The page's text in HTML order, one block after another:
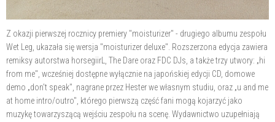
Z okazji pierwszej rocznicy premiery "moisturizer" - drugiego albumu zespołu
Wet Leg, ukazała się wersja "moisturizer deluxe". Rozszerzona edycja zawiera
remiksy autorstwa horsegiirL, The Dare oraz FDC DJs, a także trzy utwory: „hi
from me", wcześniej dostępne wyłącznie na japońskiej edycji CD, domowe
demo „don't speak", nagrane przez Hester we własnym studiu, oraz „u and me
at home intro/outro", którego pierwszą część fani mogą kojarzyć jako
muzykę towarzyszącą wejściu zespołu na scenę. Wydawnictwo uzupełniają